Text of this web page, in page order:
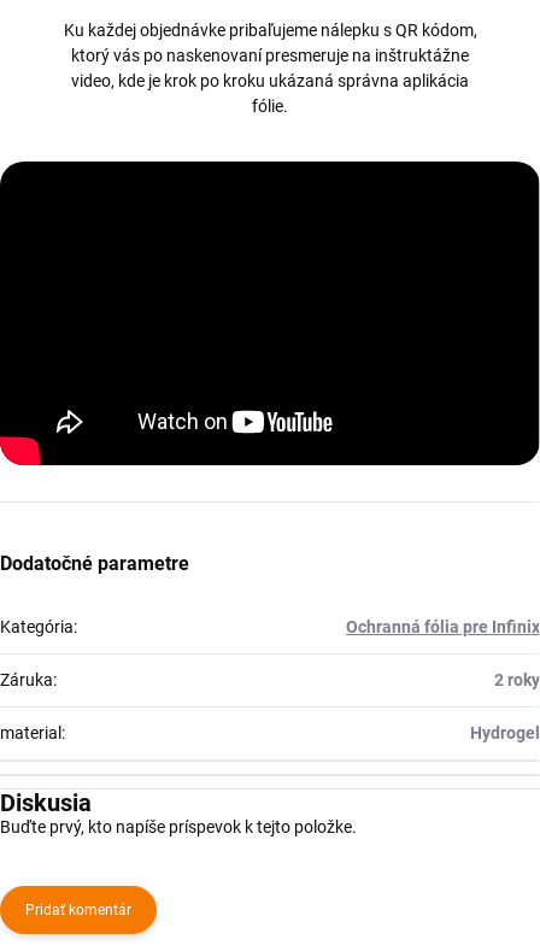
Ku každej objednávke pribaľujeme nálepku s QR kódom,
ktorý vás po naskenovaní presmeruje na inštruktážne
video, kde je krok po kroku ukázaná správna aplikácia
fólie.
Dodatočné parametre
Kategória: Ochranná fólia pre Infinix
Záruka: 2 roky
material: Hydrogel
Diskusia
Buďte prvý, kto napíše príspevok k tejto položke.
Pridať komentár